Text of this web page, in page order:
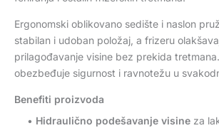
Ergonomski oblikovano sedište i naslon
stabilan i udoban položaj, a frizeru
prilagođavanje visine bez prekida
obezbeđuje sigurnost i ravnotežu u
Benefiti proizvoda
• Hidraulično podešavanje visine za